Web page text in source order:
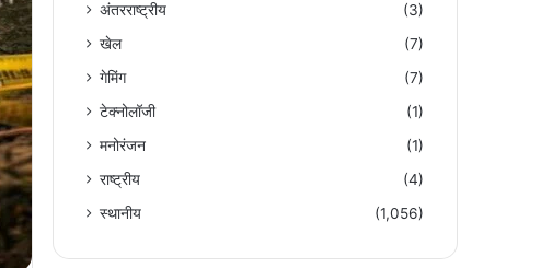
अंतरराष्ट्रीय
(3)
खेल
(7)
गेमिंग
(7)
टेक्नोलॉजी
(1)
मनोरंजन
(1)
राष्ट्रीय
(4)
स्थानीय
(1,056)